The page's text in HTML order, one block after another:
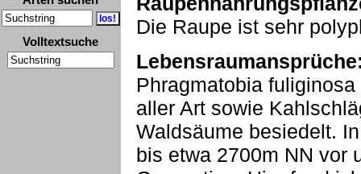
Volltextsuche
Die Raupe ist sehr
Phragmatobia
aller Art sowie
Waldsäume besiedelt.
bis etwa 2700m NN vor